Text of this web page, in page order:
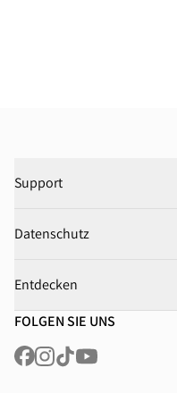
Support
Datenschutz
Entdecken
FOLGEN SIE UNS